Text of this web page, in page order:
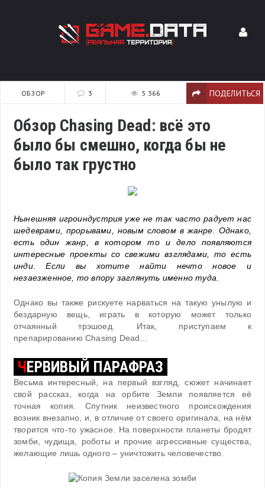
ОБЗОР 3 5 366 ПОДЕЛИТЬСЯ
Обзор Chasing Dead: всё это
было бы смешно, когда бы не
было так грустно
Нынешняя игроиндустрия уже не так часто радует нас
шедеврами, прорывами, новым словом в жанре. Однако,
есть один жанр, в котором то и дело появляются
интересные проекты со свежими взглядами, то есть
инди. Если вы хотите найти нечто новое и
незаезженное, то впору заглянуть именно туда.
Однако вы также рискуете нарваться на такую унылую и
бездарную вещь, играть в которую может только
отчаянный трэшоед. Итак, приступаем к
препарированию Chasing Dead...
ЧЕРВИВЫЙ ПАРАФРАЗ
Весьма интересный, на первый взгляд, сюжет начинает
свой рассказ, когда на орбите Земли появляется её
точная копия. Спутник неизвестного происхождения
возник внезапно, и, в отличие от своего оригинала, на нём
творится что-то ужасное. На поверхности планеты бродят
зомби, чудища, роботы и прочие агрессивные существа,
желающие лишь одного – уничтожить человечество.